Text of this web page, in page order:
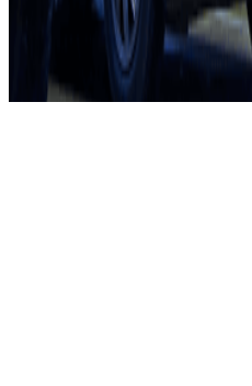
©2026 Parclick. All rights reserved